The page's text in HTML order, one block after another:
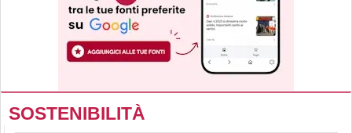
SOSTENIBILITÀ